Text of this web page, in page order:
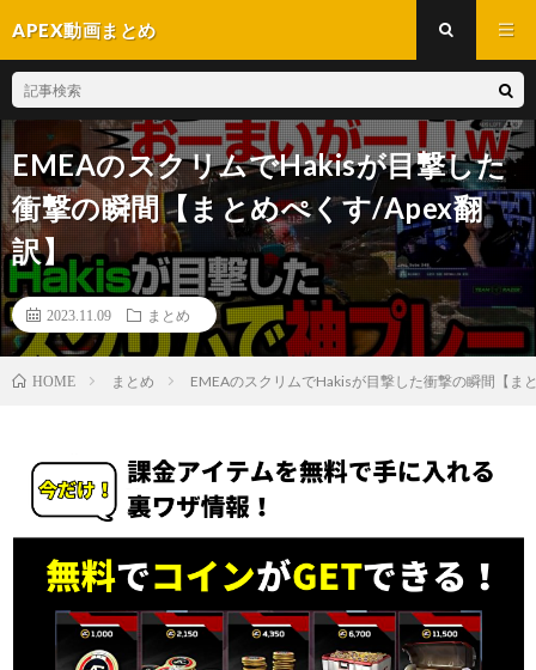
APEX動画まとめ
EMEAのスクリムでHakisが目撃した
衝撃の瞬間【まとめぺくす/Apex翻
訳】
2023.11.09 まとめ
HOME まとめ EMEAのスクリムでHakisが目撃した衝撃の瞬間【ま